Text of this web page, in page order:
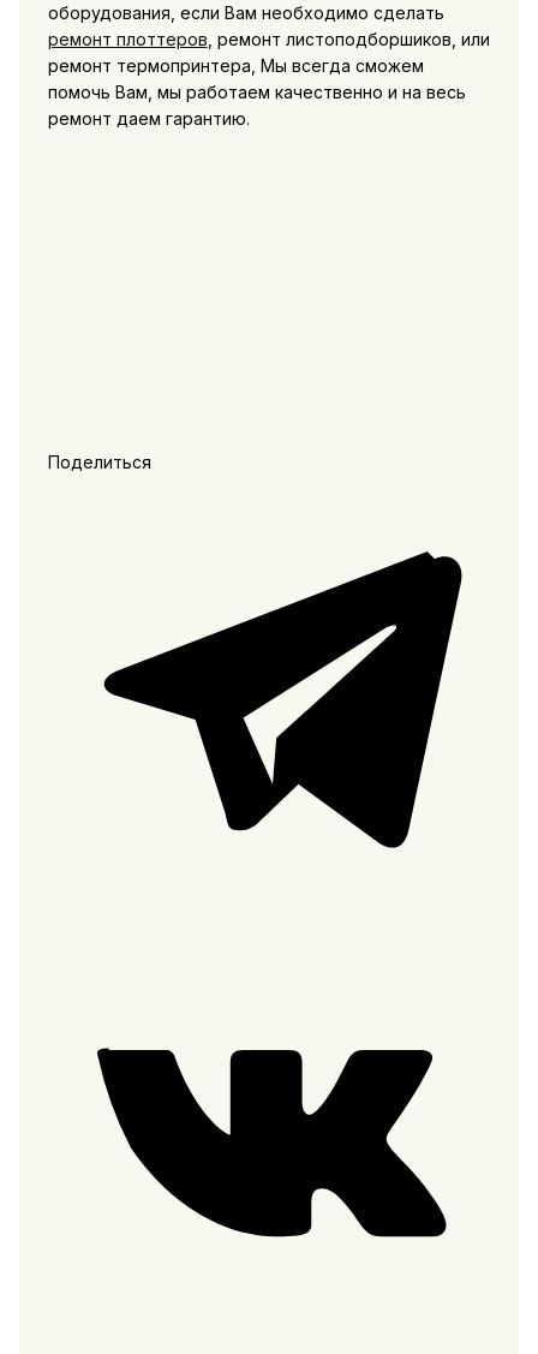
оборудования, если Вам необходимо сделать
ремонт плоттеров , ремонт листоподборшиков, или
ремонт термопринтера, Мы всегда сможем
помочь Вам, мы работаем качественно и на весь
ремонт даем гарантию.
Поделиться